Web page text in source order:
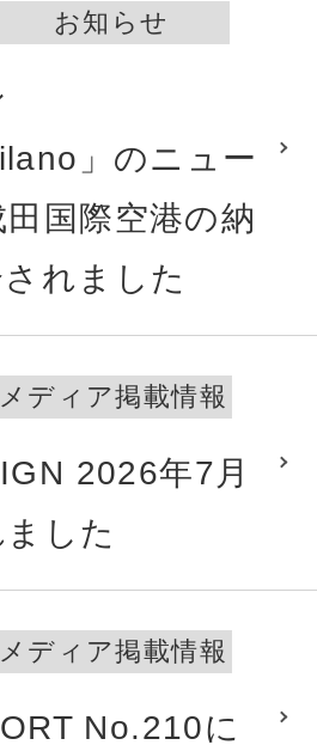
お知らせ
」のニュー
国際空港の納
れました
メディア掲載情報
2026年7月
した
メディア掲載情報
No.210に